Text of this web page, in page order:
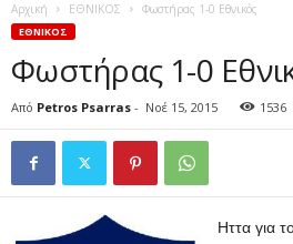
Αρχική ΕΘΝΙΚΟΣ Φωστήρας 1-0 Εθνικός
ΕΘΝΙΚΟΣ
Φωστήρας 1-0
Από Petros Psarras - Νοέ 15, 2015 1536
Ηττα για